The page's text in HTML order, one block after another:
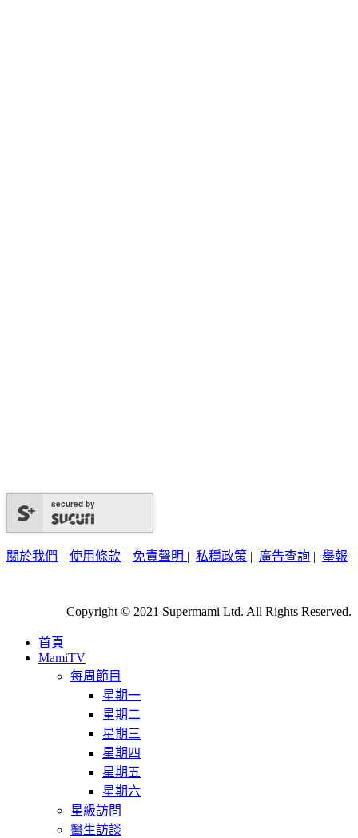
secured by
關於我們 | 使用條款 | 免責聲明 | 私穩政策 | 廣告查詢 | 舉報
Copyright © 2021 Supermami Ltd. All Rights Reserved.
首頁
MamiTV
每周節目
星期一
星期二
星期三
星期四
星期五
星期六
星級訪問
醫生訪談